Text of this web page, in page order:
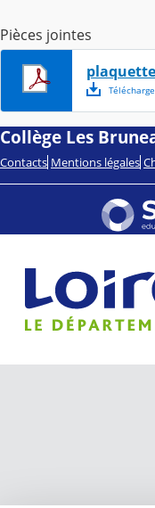
Pièces jointes
plaquette
Collège Les
Contacts Mentions légales